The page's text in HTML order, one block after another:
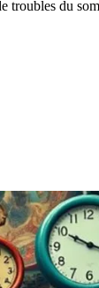
troubles du